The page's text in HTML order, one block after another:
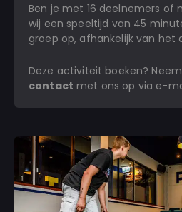
Ben je met 16 deelnemers of
wij een speeltijd van 45
groep op, afhankelijk van het
Deze activiteit boeken?
contact met ons op via e-